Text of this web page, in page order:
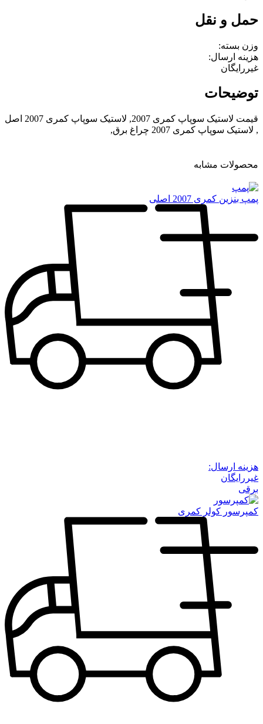
حمل و نقل
وزن بسته:
هزینه ارسال:
غیررایگان
توضیحات
قیمت لاستیک سوپاپ کمری 2007, لاستیک سوپاپ کمری 2007 اصل
, لاستیک سوپاپ کمری 2007 چراغ برق,
محصولات مشابه
پمپ بنزین کمری 2007 اصلی
هزینه ارسال:
غیررایگان
برقی
کمپرسور کولر کمری